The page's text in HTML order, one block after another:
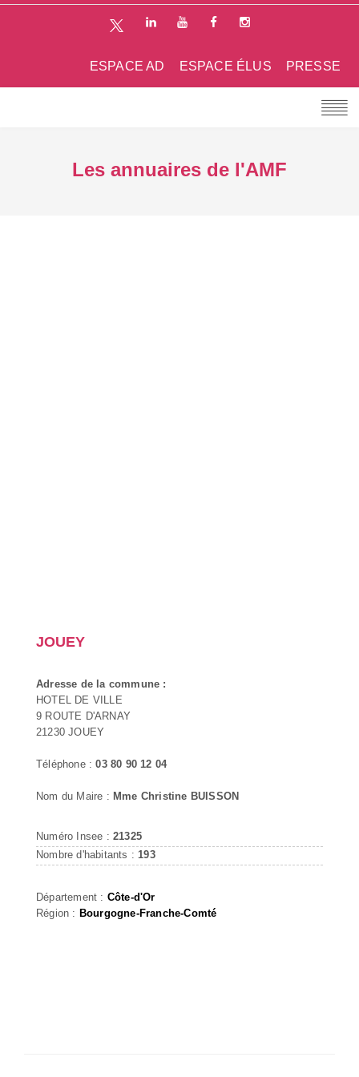
PRESSE
ESPACE ÉLUS
ESPACE AD
Les annuaires de l'AMF
JOUEY
Adresse de la commune :
HOTEL DE VILLE
9 ROUTE D'ARNAY
21230 JOUEY
Téléphone :03 80 90 12 04
Nom du Maire : Mme Christine BUISSON
Numéro Insee : 21325
Nombre d'habitants : 193
Département : Côte-d'Or
Région : Bourgogne-Franche-Comté